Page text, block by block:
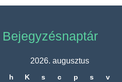
Bejegyzésnaptár
2026. augusztus
h K s c p s v